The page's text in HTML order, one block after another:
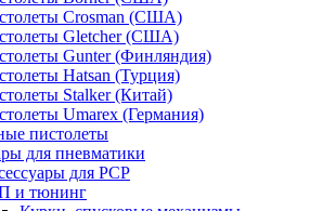
Crosman (США)
Gletcher (США)
Gunter (Финляндия)
Hatsan (Турция)
Stalker (Китай)
Umarex (Германия)
пистолеты
для пневматики
для PCP
и тюнинг